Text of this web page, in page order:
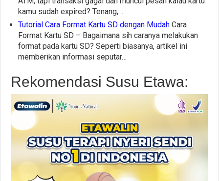
kamu sudah expired? Tenang,…
Tutorial Cara Format Kartu SD dengan Mudah Cara
Format Kartu SD – Bagaimana sih caranya melakukan
format pada kartu SD? Seperti biasanya, artikel ini
memberikan informasi seputar…
Rekomendasi Susu Etawa: